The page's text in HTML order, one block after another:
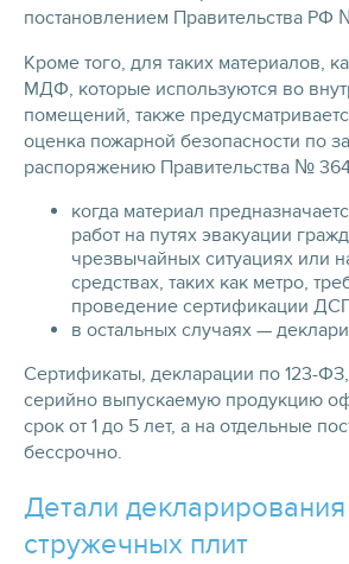
постановлением Правительства РФ
Кроме того, для таких материалов,
МДФ, которые используются во
помещений, также
оценка пожарной безопасности по
распоряжению Правительства №
когда материал
работ на путях эвакуации
чрезвычайных ситуациях или
средствах, таких как метро,
проведение сертификации
в остальных случаях —
Сертификаты, декларации по 123-
серийно выпускаемую продукцию
срок от 1 до 5 лет, а на отдельные
бессрочно.
Детали
стружечных плит